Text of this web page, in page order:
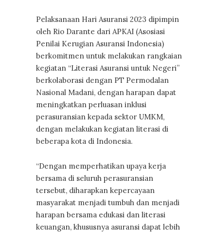
Pelaksanaan Hari Asuransi 2023 dipimpin
oleh Rio Darante dari APKAI (Asosiasi
Penilai Kerugian Asuransi Indonesia)
berkomitmen untuk melakukan rangkaian
kegiatan “Literasi Asuransi untuk Negeri”
berkolaborasi dengan PT Permodalan
Nasional Madani, dengan harapan dapat
meningkatkan perluasan inklusi
perasuransian kepada sektor UMKM,
dengan melakukan kegiatan literasi di
beberapa kota di Indonesia.
“Dengan memperhatikan upaya kerja
bersama di seluruh perasuransian
tersebut, diharapkan kepercayaan
masyarakat menjadi tumbuh dan menjadi
harapan bersama edukasi dan literasi
keuangan, khususnya asuransi dapat lebih